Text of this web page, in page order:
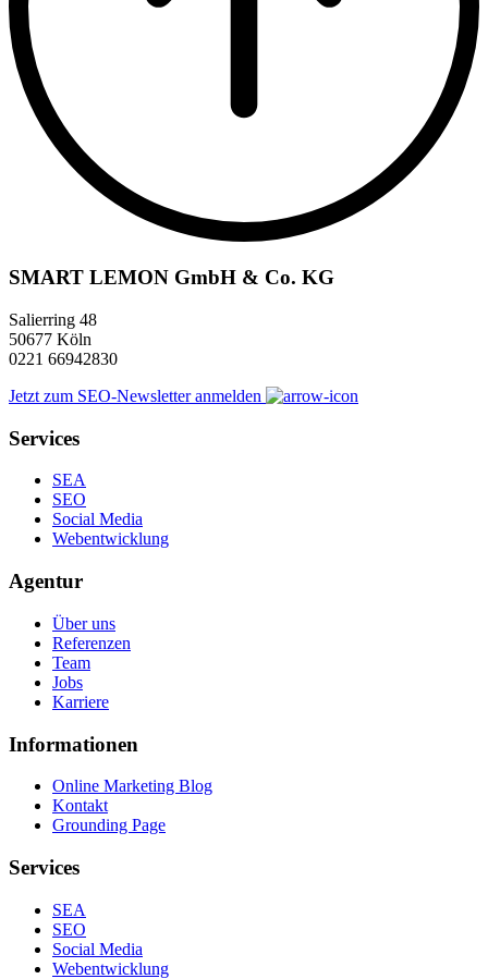
SMART LEMON GmbH & Co. KG
Salierring 48
50677 Köln
0221 66942830
Jetzt zum SEO-Newsletter anmelden
Services
SEA
SEO
Social Media
Webentwicklung
Agentur
Über uns
Referenzen
Team
Jobs
Karriere
Informationen
Online Marketing Blog
Kontakt
Grounding Page
Services
SEA
SEO
Social Media
Webentwicklung